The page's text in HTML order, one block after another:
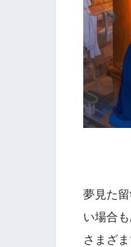
夢見た
い場合
さまざま